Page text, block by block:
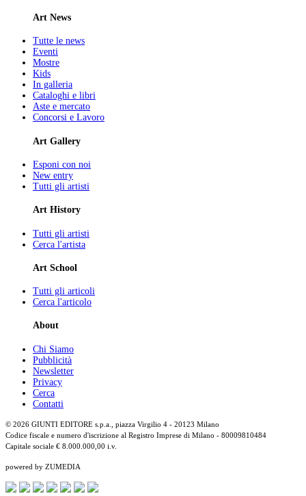
Art News
Tutte le news
Eventi
Mostre
Kids
In galleria
Cataloghi e libri
Aste e mercato
Concorsi e Lavoro
Art Gallery
Esponi con noi
New entry
Tutti gli artisti
Art History
Tutti gli artisti
Cerca l'artista
Art School
Tutti gli articoli
Cerca l'articolo
About
Chi Siamo
Pubblicità
Newsletter
Privacy
Cerca
Contatti
© 2026 GIUNTI EDITORE s.p.a., piazza Virgilio 4 - 20123 Milano
Codice fiscale e numero d'iscrizione al Registro Imprese di Milano - 80009810484
Capitale sociale € 8.000.000,00 i.v.
powered by ZUMEDIA